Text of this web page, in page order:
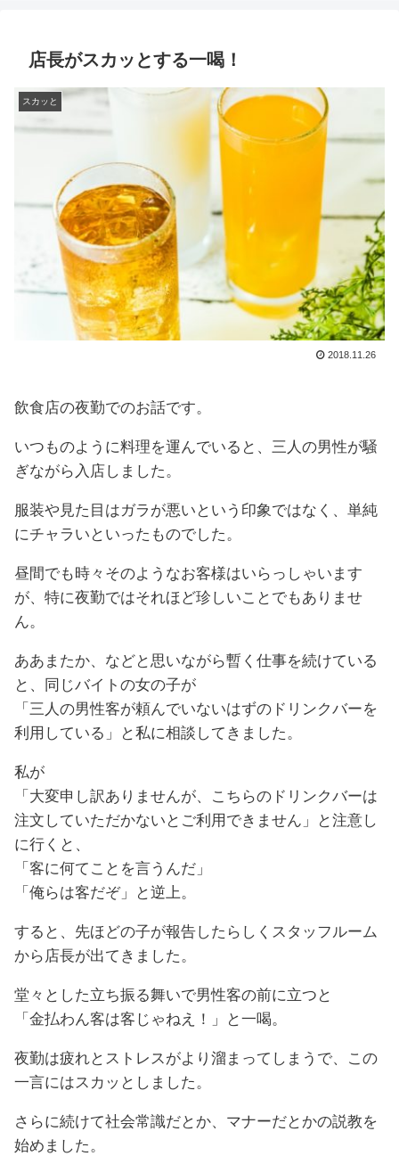
店長がスカッとする一喝！
スカッと
2018.11.26
飲食店の夜勤でのお話です。
いつものように料理を運んでいると、三人の男性が騒
ぎながら入店しました。
服装や見た目はガラが悪いという印象ではなく、単純
にチャラいといったものでした。
昼間でも時々そのようなお客様はいらっしゃいます
が、特に夜勤ではそれほど珍しいことでもありませ
ん。
ああまたか、などと思いながら暫く仕事を続けている
と、同じバイトの女の子が
「三人の男性客が頼んでいないはずのドリンクバーを
利用している」と私に相談してきました。
私が
「大変申し訳ありませんが、こちらのドリンクバーは
注文していただかないとご利用できません」と注意し
に行くと、
「客に何てことを言うんだ」
「俺らは客だぞ」と逆上。
すると、先ほどの子が報告したらしくスタッフルーム
から店長が出てきました。
堂々とした立ち振る舞いで男性客の前に立つと
「金払わん客は客じゃねえ！」と一喝。
夜勤は疲れとストレスがより溜まってしまうで、この
一言にはスカッとしました。
さらに続けて社会常識だとか、マナーだとかの説教を
始めました。